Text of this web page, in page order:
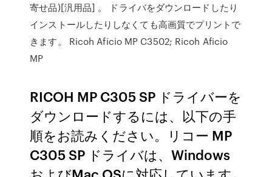
寄せ品)[汎用品] 。 ドライバをダウンロードしたり
インストールしたりしなくても高画質でプリントで
きます。 Ricoh Aficio MP C3502; Ricoh Aficio
MP
RICOH MP C305 SP ドライバーを
ダウンロードするには、以下の手
順をお読みください。リコー MP
C305 SP ドライバは、Windows